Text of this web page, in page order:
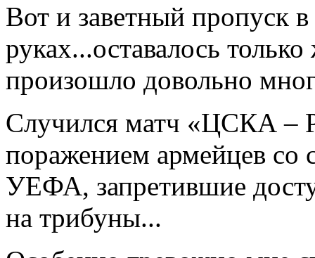
Вот и заветный пропуск
руках...оставалось
произошло довольно
Случился матч «ЦСКА –
поражением армейцев со
УЕФА, запретившие
на трибуны...